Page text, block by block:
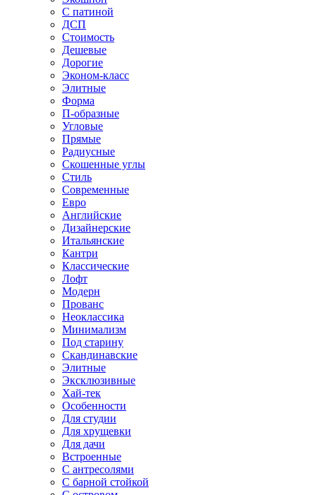
С патиной
ДСП
Стоимость
Дешевые
Дорогие
Эконом-класс
Элитные
Форма
П-образные
Угловые
Прямые
Радиусные
Скошенные углы
Стиль
Современные
Евро
Английские
Дизайнерские
Итальянские
Кантри
Классические
Лофт
Модерн
Прованс
Неоклассика
Минимализм
Под старину
Скандинавские
Элитные
Эксклюзивные
Хай-тек
Особенности
Для студии
Для хрущевки
Для дачи
Встроенные
С антресолями
С барной стойкой